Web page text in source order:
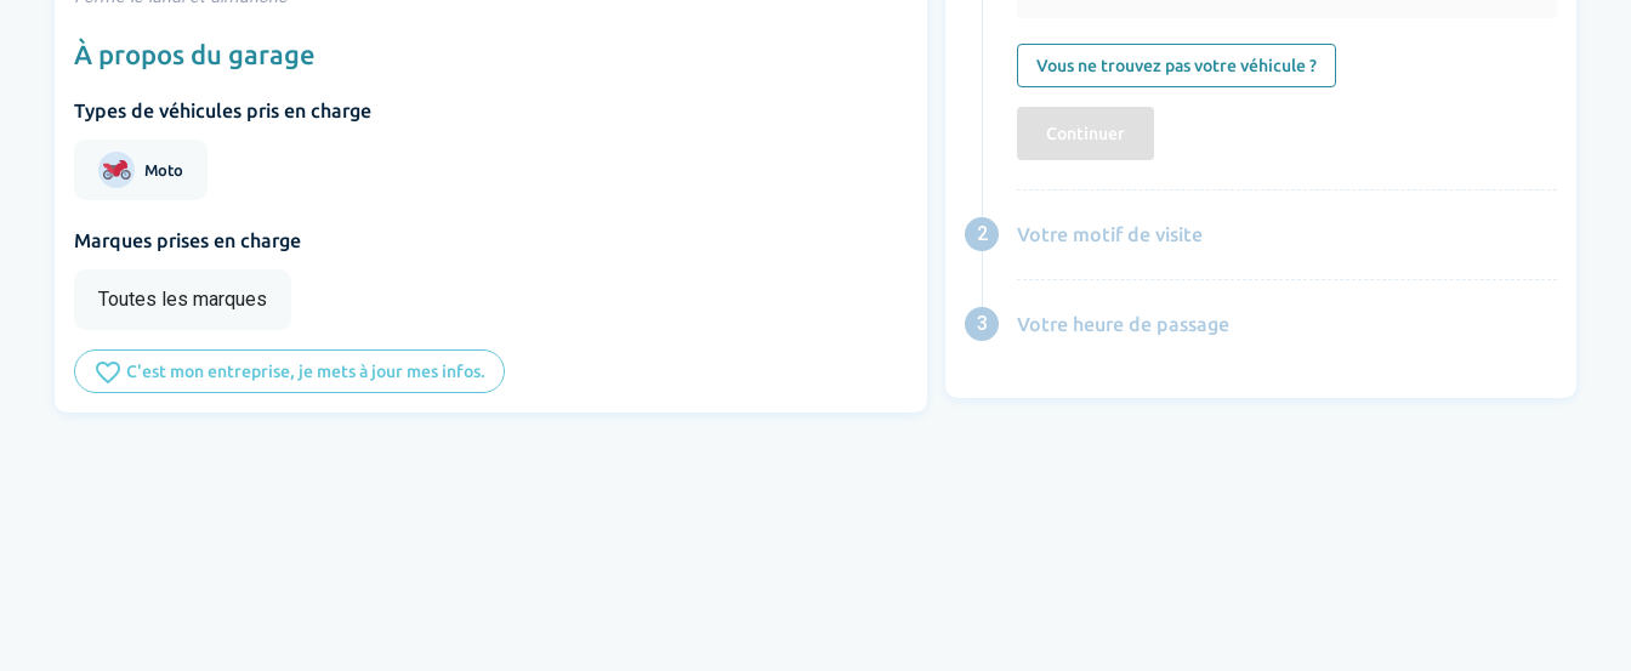
À propos du garage
Types de véhicules pris en charge
Moto
Marques prises en charge
Toutes les marques
favorite_border C'est mon entreprise, je mets à jour mes infos.
Vous ne trouvez pas votre véhicule ?
Continuer
2 Votre motif de visite
3 Votre heure de passage